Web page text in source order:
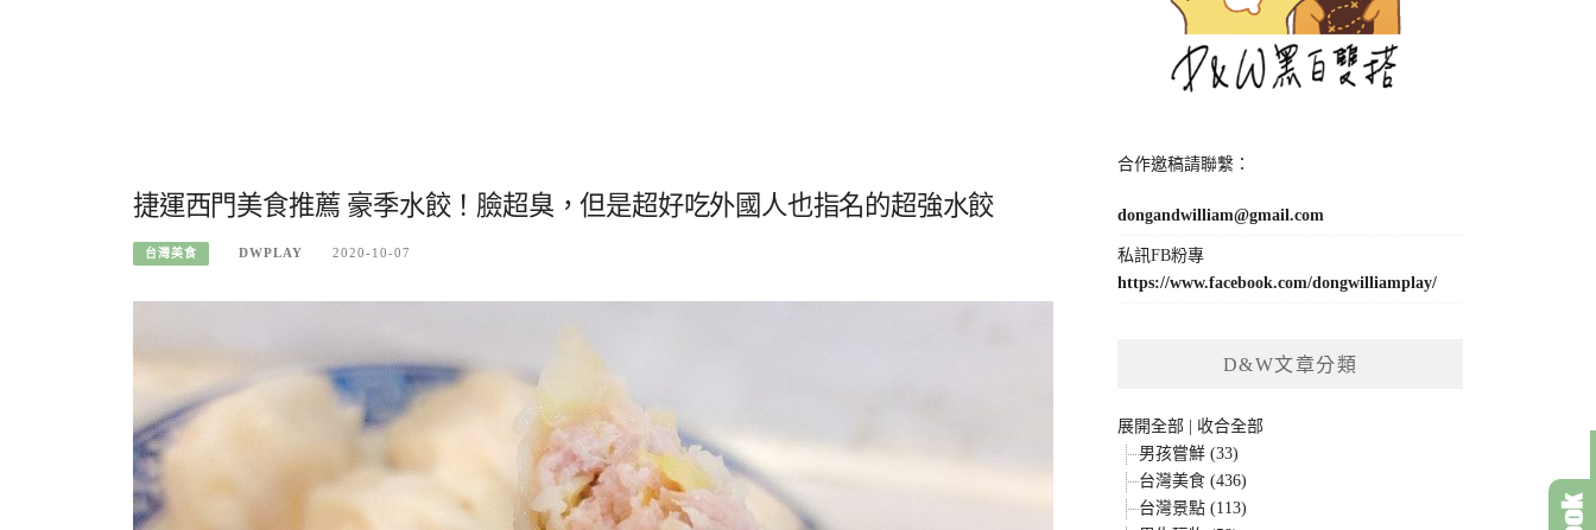
捷運西門美食推薦 豪季水餃！臉超臭，但是超好吃外國人也指名的超強水餃
台灣美食 DWPLAY 2020-10-07
合作邀稿請聯繫：
dongandwilliam@gmail.com
私訊FB粉專
https://www.facebook.com/dongwilliamplay/
D&W文章分類
展開全部
收合全部
男孩嘗鮮 (33)
台灣美食 (436)
台灣景點 (113)